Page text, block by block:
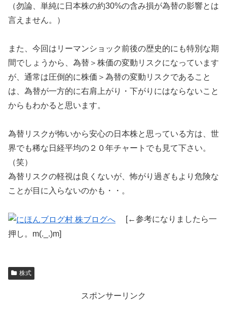
（勿論、単純に日本株の約30%の含み損が為替の影響とは
言えません。）
また、今回はリーマンショック前後の歴史的にも特別な期
間でしょうから、為替＞株価の変動リスクになっています
が、通常は圧倒的に株価＞為替の変動リスクであること
は、為替が一方的に右肩上がり・下がりにはならないこと
からもわかると思います。
為替リスクが怖いから安心の日本株と思っている方は、世
界でも稀な日経平均の２０年チャートでも見て下さい。
（笑）
為替リスクの軽視は良くないが、怖がり過ぎもより危険な
ことが目に入らないのかも・・。
[←参考になりましたら一
押し。m(._.)m]
株式
スポンサーリンク